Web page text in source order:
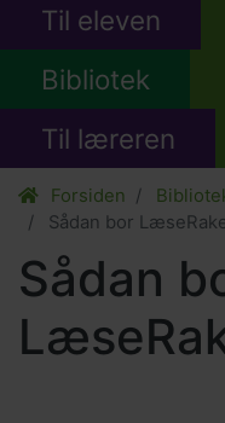
Til eleven
Bibliotek
Til læreren
Forsiden
Sådan bor
Sådan